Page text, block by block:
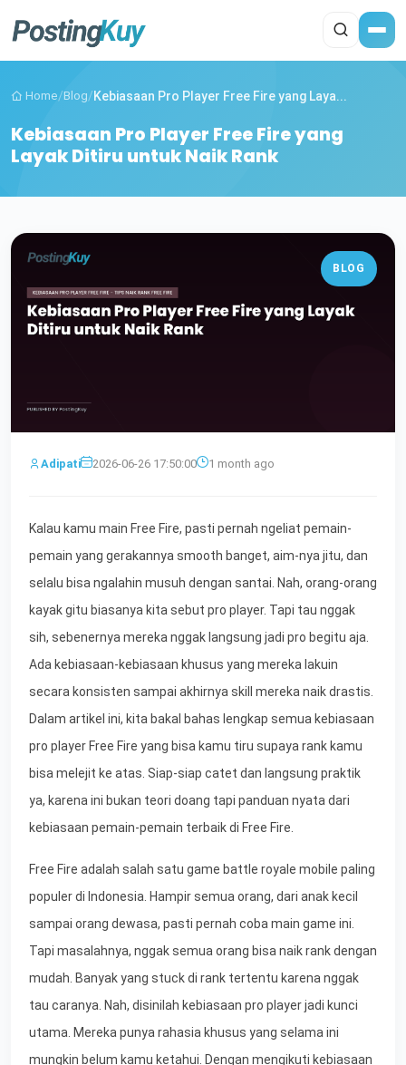
Home/Blog/Kebiasaan Pro Player Free Fire yang Laya...
Kebiasaan Pro Player Free Fire yang
Layak Ditiru untuk Naik Rank
BLOG
Adipati 2026-06-26 17:50:00 1 month ago
Kalau kamu main Free Fire, pasti pernah ngeliat pemain-
pemain yang gerakannya smooth banget, aim-nya jitu, dan
selalu bisa ngalahin musuh dengan santai. Nah, orang-orang
kayak gitu biasanya kita sebut pro player. Tapi tau nggak
sih, sebenernya mereka nggak langsung jadi pro begitu aja.
Ada kebiasaan-kebiasaan khusus yang mereka lakuin
secara konsisten sampai akhirnya skill mereka naik drastis.
Dalam artikel ini, kita bakal bahas lengkap semua kebiasaan
pro player Free Fire yang bisa kamu tiru supaya rank kamu
bisa melejit ke atas. Siap-siap catet dan langsung praktik
ya, karena ini bukan teori doang tapi panduan nyata dari
kebiasaan pemain-pemain terbaik di Free Fire.
Free Fire adalah salah satu game battle royale mobile paling
populer di Indonesia. Hampir semua orang, dari anak kecil
sampai orang dewasa, pasti pernah coba main game ini.
Tapi masalahnya, nggak semua orang bisa naik rank dengan
mudah. Banyak yang stuck di rank tertentu karena nggak
tau caranya. Nah, disinilah kebiasaan pro player jadi kunci
utama. Mereka punya rahasia khusus yang selama ini
mungkin belum kamu ketahui. Dengan mengikuti kebiasaan